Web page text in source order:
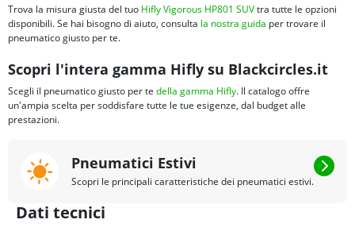
Trova la misura giusta del tuo Hifly Vigorous HP801 SUVtra tutte le opzioni
disponibili. Se hai bisogno di aiuto, consulta la nostra guida per trovare il
pneumatico giusto per te.
Scopri l'intera gamma Hifly su Blackcircles.it
Scegli il pneumatico giusto per te della gamma Hifly. Il catalogo offre
un'ampia scelta per soddisfare tutte le tue esigenze, dal budget alle
prestazioni.
Pneumatici Estivi
Scopri le principali caratteristiche dei pneumatici estivi.
Dati tecnici